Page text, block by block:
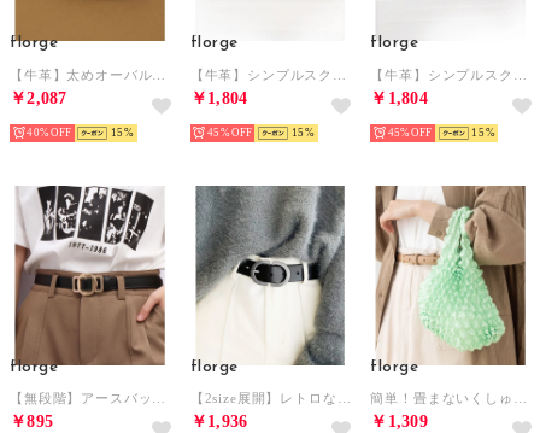
florge
￥2,087
40% 15
florge
￥1,804
45% 15
florge
￥1,804
45% 15
florge
￥895
florge
￥1,936
florge
￥1,309